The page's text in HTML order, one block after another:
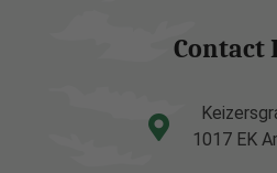
Contact
1017 EK